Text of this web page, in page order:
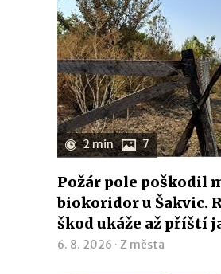
2 min 7
Požár pole poškodil
biokoridor u Šakvic.
škod ukáže až příští
6. 8. 2026 · Z města